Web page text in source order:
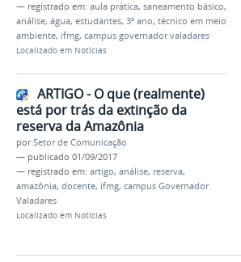
— registrado em: aula prática, saneamento básico,
análise, água, estudantes, 3º ano, técnico em meio
ambiente, ifmg, campus governador valadares
Localizado em Notícias
ARTIGO - O que (realmente)
está por trás da extinção da
reserva da Amazônia
porSetor de Comunicação
— publicado 01/09/2017
— registrado em: artigo, análise, reserva,
amazônia, docente, ifmg, campus Governador
Valadares
Localizado em Notícias